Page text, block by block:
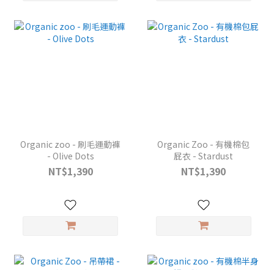
Organic zoo - 刷毛運動褲
- Olive Dots
NT$1,390
Organic Zoo - 有機棉包
屁衣 - Stardust
NT$1,390